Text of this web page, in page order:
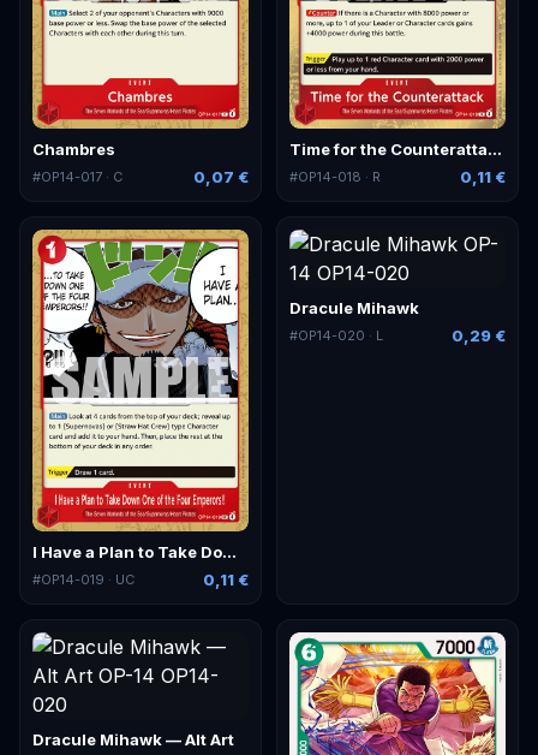
Chambres
#OP14-017 · C 0,07 €
Time for the Counterattack
#OP14-018 · R 0,11 €
I Have a Plan to Take Down One of the Four Emperors!!
#OP14-019 · UC 0,11 €
Dracule Mihawk
#OP14-020 · L 0,29 €
Dracule Mihawk — Alt Art